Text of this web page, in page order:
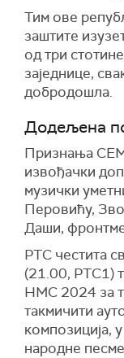
Тим ове
заштите
од три
заједнице,
добродошла.
Додељена
Признања
извођачки
музички
Перовићу,
Даши,
РТС честита
(21.00, РТС1)
НМС 2024 за
такмичити
композиција,
народне